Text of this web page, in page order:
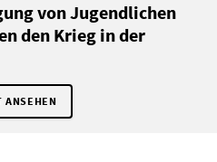
von Jugendlichen
den Krieg in der
ANSEHEN